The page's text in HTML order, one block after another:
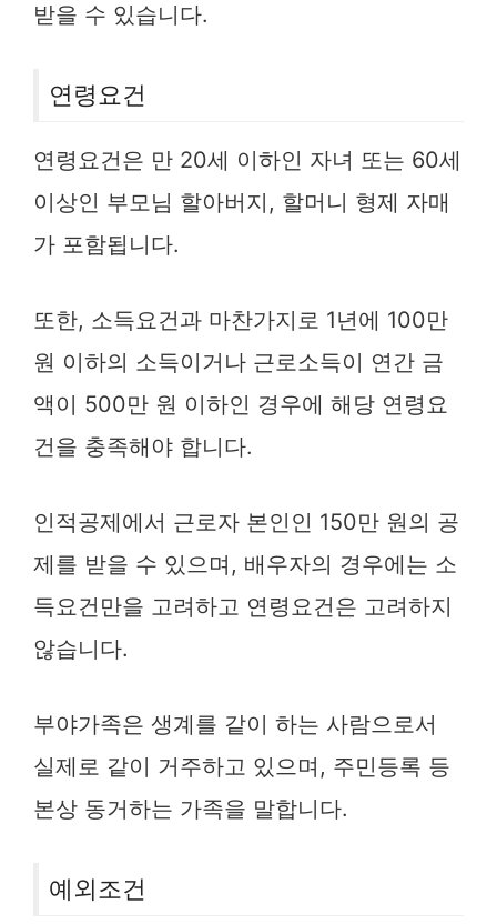
받을 수 있습니다.
연령요건
연령요건은 만 20세 이하인 자녀 또는 60세
이상인 부모님 할아버지, 할머니 형제 자매
가 포함됩니다.
또한, 소득요건과 마찬가지로 1년에 100만
원 이하의 소득이거나 근로소득이 연간 금
액이 500만 원 이하인 경우에 해당 연령요
건을 충족해야 합니다.
인적공제에서 근로자 본인인 150만 원의 공
제를 받을 수 있으며, 배우자의 경우에는 소
득요건만을 고려하고 연령요건은 고려하지
않습니다.
부야가족은 생계를 같이 하는 사람으로서
실제로 같이 거주하고 있으며, 주민등록 등
본상 동거하는 가족을 말합니다.
예외조건